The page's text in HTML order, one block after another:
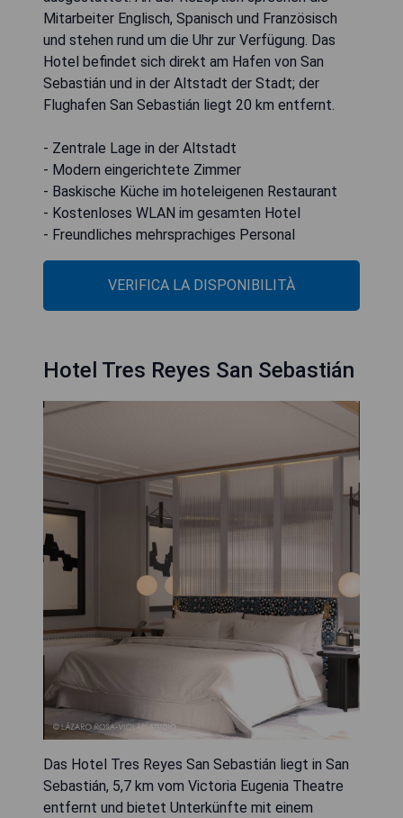
Mitarbeiter Englisch, Spanisch und Französisch
und stehen rund um die Uhr zur Verfügung. Das
Hotel befindet sich direkt am Hafen von San
Sebastián und in der Altstadt der Stadt; der
Flughafen San Sebastián liegt 20 km entfernt.
- Zentrale Lage in der Altstadt
- Modern eingerichtete Zimmer
- Baskische Küche im hoteleigenen Restaurant
- Kostenloses WLAN im gesamten Hotel
- Freundliches mehrsprachiges Personal
VERIFICA LA DISPONIBILITÀ
Hotel Tres Reyes San Sebastián
Das Hotel Tres Reyes San Sebastián liegt in San
Sebastián, 5,7 km vom Victoria Eugenia Theatre
entfernt und bietet Unterkünfte mit einem